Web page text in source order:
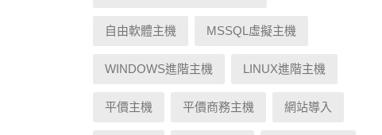
自由軟體主機 MSSQL虛擬主機
WINDOWS進階主機 LINUX進階主機
平價主機 平價商務主機 網站導入